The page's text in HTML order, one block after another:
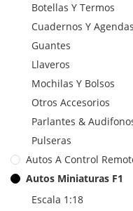
Botellas Y Termos
Cuadernos Y Agendas
Guantes
Llaveros
Mochilas Y Bolsos
Otros Accesorios
Parlantes &
Pulseras
Autos A Control
Autos Miniaturas F1
Escala 1:18